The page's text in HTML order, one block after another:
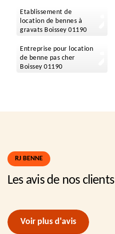
Etablissement de
location de bennes à
gravats Boissey 01190
Entreprise pour location
de benne pas cher
Boissey 01190
RJ BENNE
Les avis de nos clients
Voir plus d'avis